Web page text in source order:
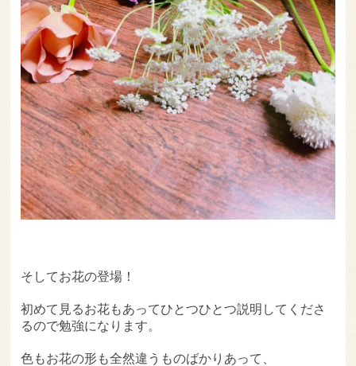
そしてお花の登場！
初めて見るお花もあってひとつひとつ説明してくださ
るので勉強になります。
色もお花の形も全然違うものばかりあって、